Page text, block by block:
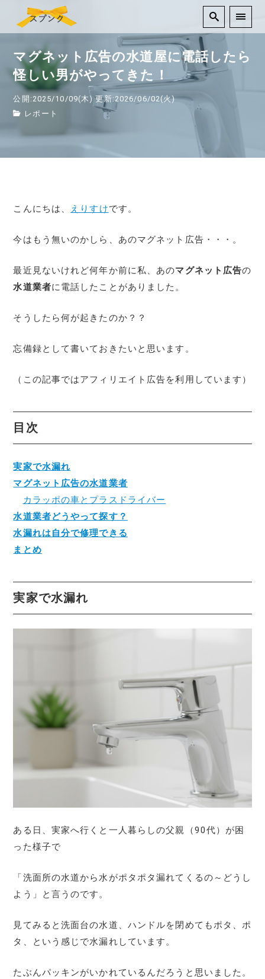
マグネット広告の水道屋に電話したら
怪しい男がやってきた！
公開:2025/10/09(木) 更新:2026/06/02(火)
レポート
こんにちは、 えりすけです。
今はもう無いのかしら、あのマグネット広告・・・。
最近見ないけれど何年か前に私、あのマグネット広告の
水道業者に電話したことがありました。
そうしたら何が起きたのか？？
忘備録として書いておきたいと思います。
（この記事ではアフィリエイト広告を利用しています）
目次
実家で水漏れ
マグネット広告の水道業者
カラッポの車とプラスドライバー
水道業者どうやって探す？
水漏れは自分で修理できる
まとめ
実家で水漏れ
ある日、実家へ行くと一人暮らしの父親（90代）が困
った様子で
「洗面所の水道から水がポタポタ漏れてくるの～どうし
よう」と言うのです。
見てみると洗面台の水道、ハンドルを閉めてもポタ、ポ
タ、という感じで水漏れしています。
たぶんパッキンがいかれているんだろうと思いました。